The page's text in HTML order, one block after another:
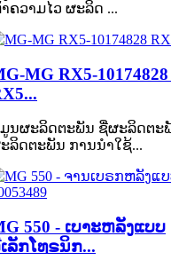
ຄວາມໄວ ຜະລິດ ...
MG RX5-
ນຜະລິດຕະພັນ ຊື່ຜະລິດຕະ
ລິດຕະພັນ ການນຳໃຊ້...
550 - ເບາະຫລັງແບບ
ລັກໂທຣນິກ...